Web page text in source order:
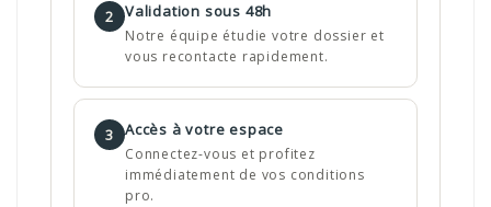
2 Validation sous 48h
Notre équipe étudie votre dossier et
vous recontacte rapidement.
3 Accès à votre espace
Connectez-vous et profitez
immédiatement de vos conditions
pro.